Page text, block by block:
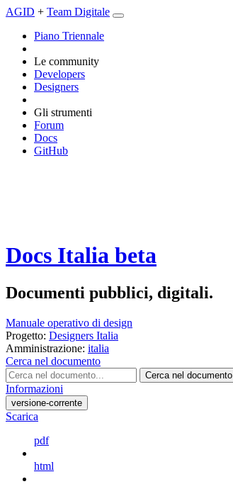
AGID + Team Digitale
Piano Triennale
Le community
Developers
Designers
Gli strumenti
Forum
Docs
GitHub
Docs Italia beta
Documenti pubblici, digitali.
Manuale operativo di design
Progetto: Designers Italia
Amministrazione: italia
Cerca nel documento
Cerca nel documento
Informazioni
versione-corrente
Scarica
pdf
html